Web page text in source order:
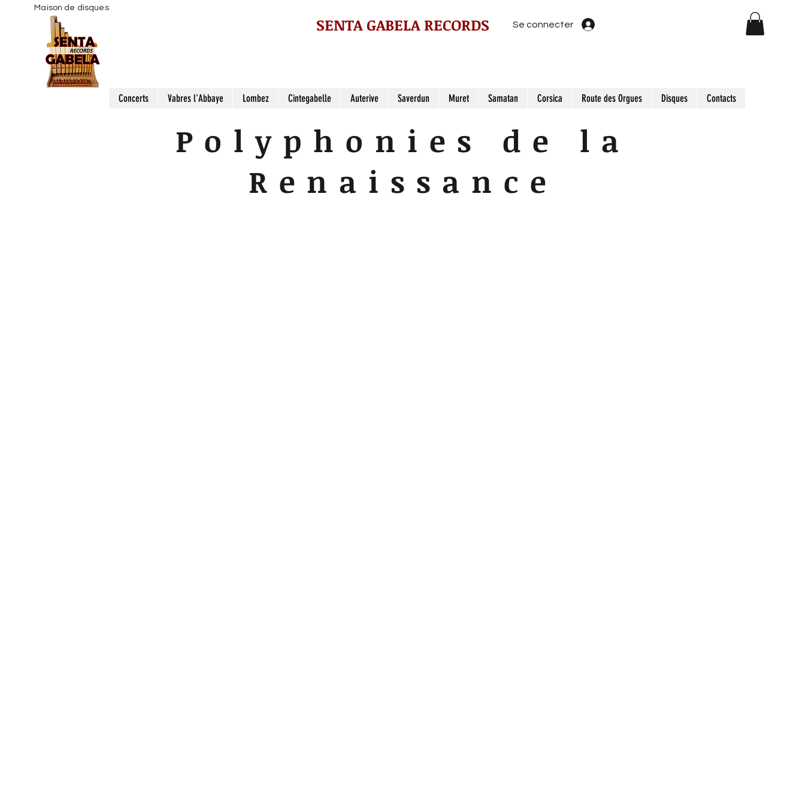
Maison de disques
SENTA GABELA RECORDS Se connecter
Concerts Vabres l'Abbaye Lombez Cintegabelle Auterive Saverdun Muret Samatan Corsica Route des Orgues Disques Contacts
Polyphonies de la
Renaissance